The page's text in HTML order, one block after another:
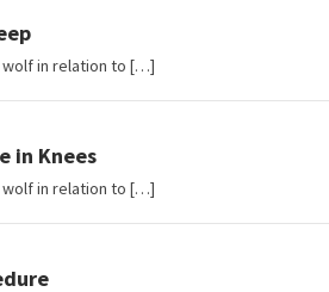
wolf in relation to […]
in Knees
wolf in relation to […]